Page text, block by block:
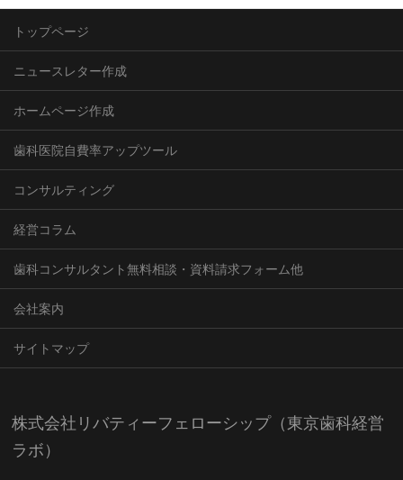
トップページ
ニュースレター作成
ホームページ作成
歯科医院自費率アップツール
コンサルティング
経営コラム
歯科コンサルタント無料相談・資料請求フォーム他
会社案内
サイトマップ
株式会社リバティーフェローシップ（東京歯科経営
ラボ）